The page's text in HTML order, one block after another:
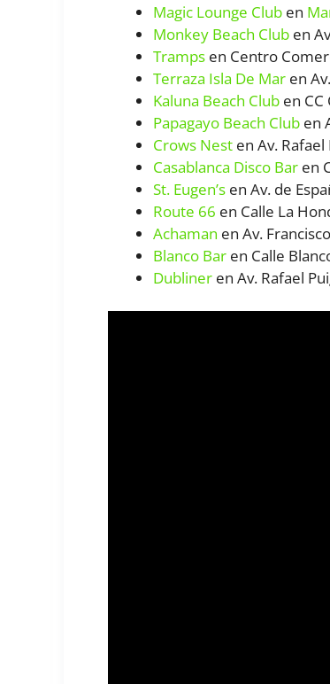
Magic Lounge Club en
Monkey Beach Club en
Tramps en Centro
Terraza Isla De Mar en
Kaluna Beach Club en
Papagayo Beach Club en
Crows Nest en Av.
Casablanca Disco Bar en
St. Eugen’s en Av. de
Route 66 en Calle La
Achaman en Av.
Blanco Bar en Calle
Dubliner en Av. Rafael